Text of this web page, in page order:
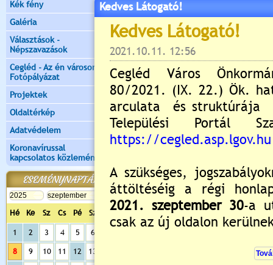
Kék fény
Galéria
Választások -
Népszavazások
Cegléd - Az én városom -
Fotópályázat
Projektek
Oldaltérkép
Adatvédelem
Koronavírussal
kapcsolatos közlemények
ESEMÉNYNAPTÁR
Hé Ke Sz Cs Pé Sz Va
1 2 3 4 5 6
8 9 10 11 12 13 Nyitott tornaterem és diáksport
Kedves Látogató!